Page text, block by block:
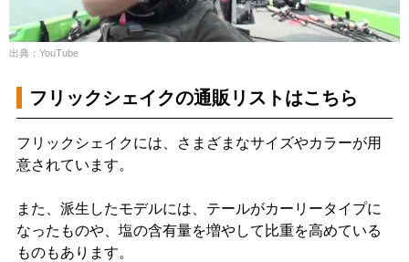
出典：YouTube
フリックシェイクの通販リストはこちら
フリックシェイクには、さまざまなサイズやカラーが用
意されています。
また、派生したモデルには、テールがカーリータイプに
なったものや、塩の含有量を増やして比重を高めている
ものもあります。